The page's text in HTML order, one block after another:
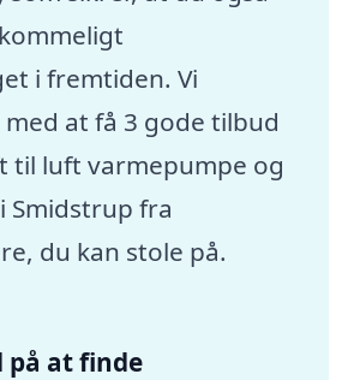
i fremtiden. Vi
at få 3 gode tilbud
til luft varmepumpe og
fra
du kan stole på.
på at finde